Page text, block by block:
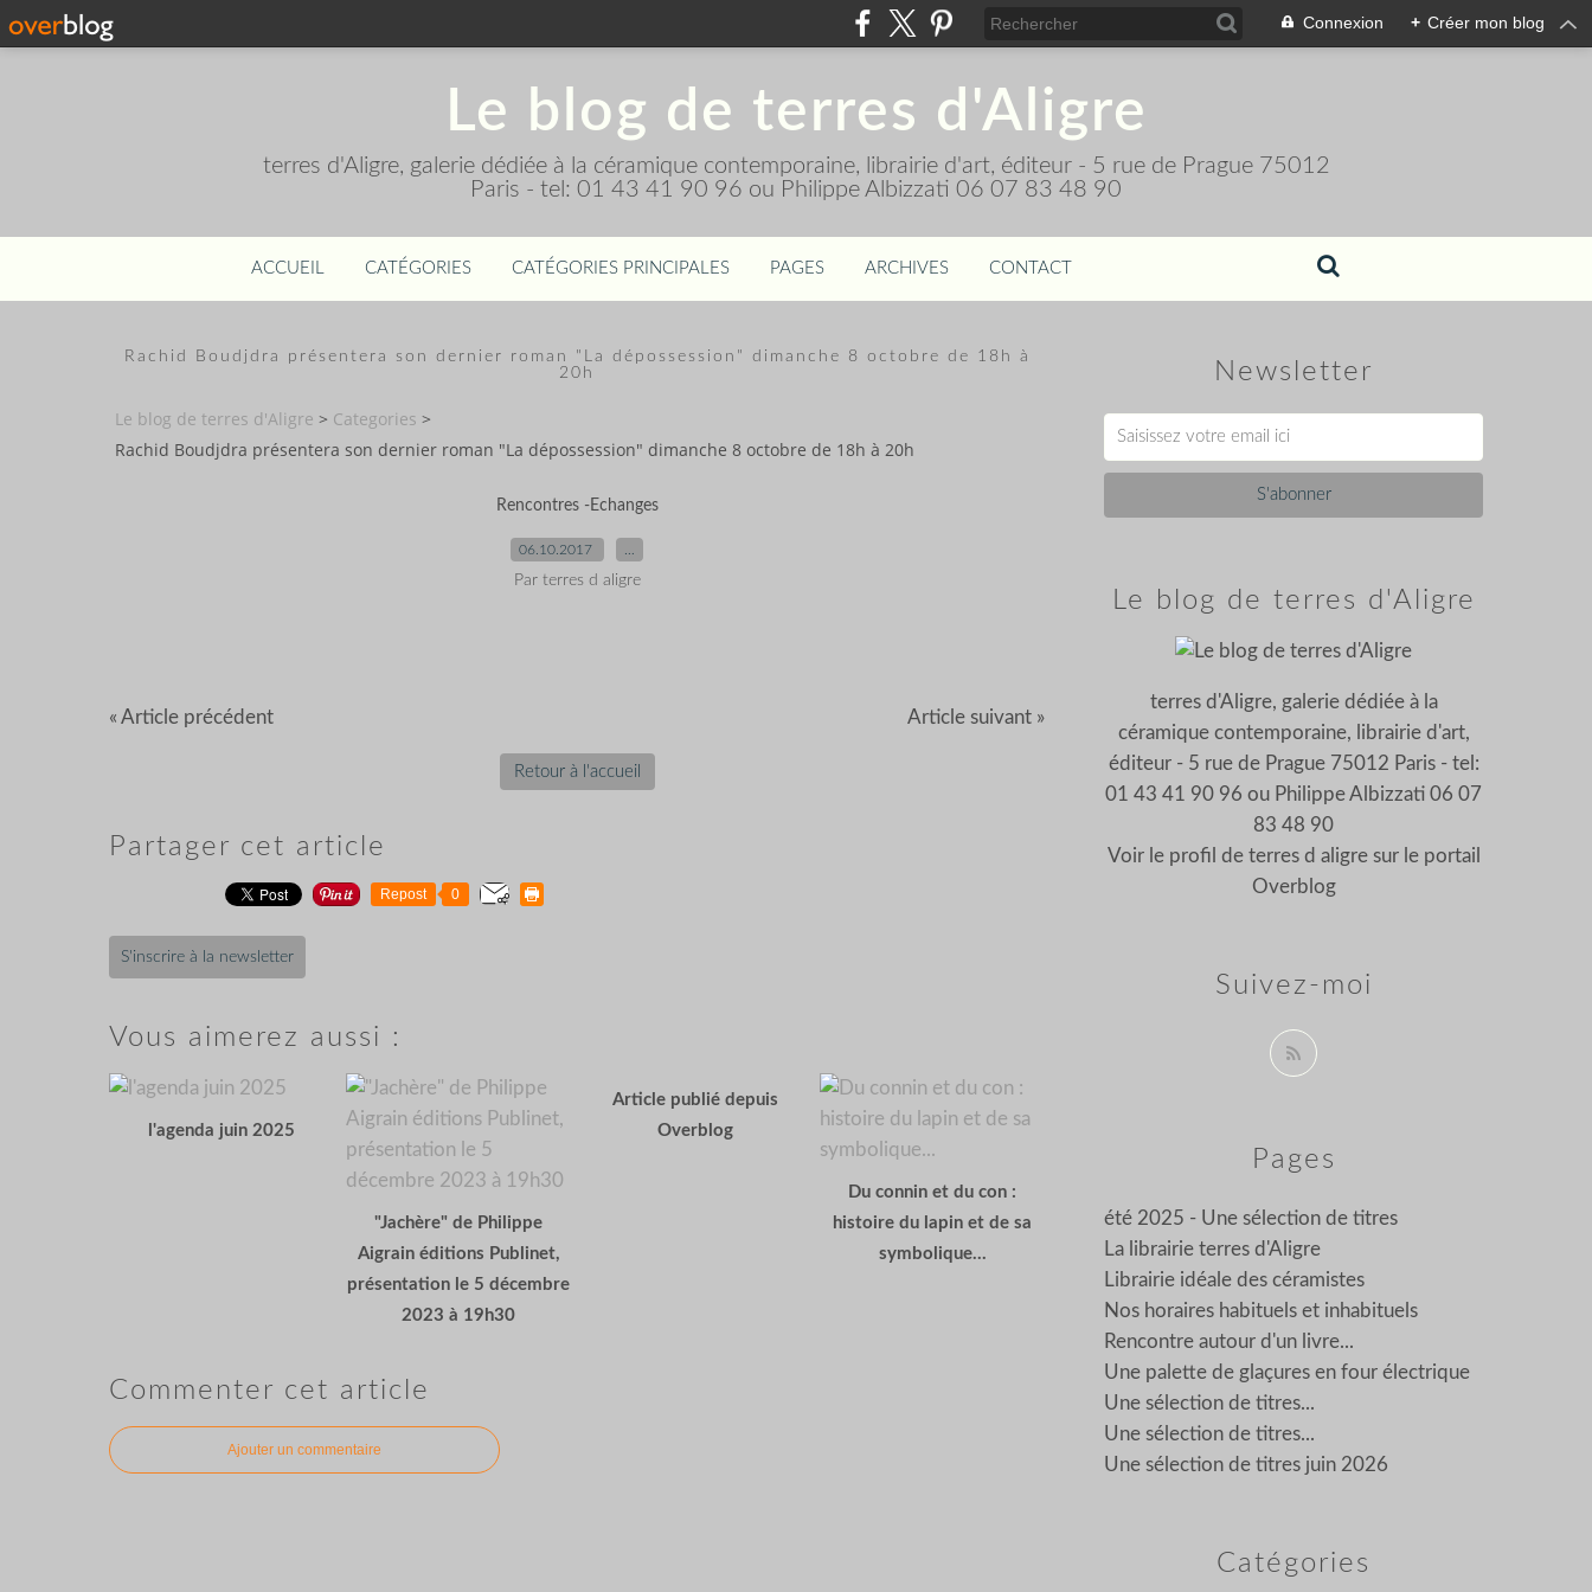
Connexion + Créer mon blog
Le blog de terres d'Aligre
terres d'Aligre, galerie dédiée à la céramique contemporaine, librairie d'art, éditeur - 5 rue de Prague 75012
Paris - tel: 01 43 41 90 96 ou Philippe Albizzati 06 07 83 48 90
ACCUEIL CATÉGORIES CATÉGORIES PRINCIPALES PAGES ARCHIVES CONTACT
Rachid Boudjdra présentera son dernier roman "La dépossession" dimanche 8 octobre de 18h à
20h
Le blog de terres d'Aligre > Categories >
Rachid Boudjdra présentera son dernier roman "La dépossession" dimanche 8 octobre de 18h à 20h
Rencontres -Echanges
06.10.2017
Par terres d aligre
« Article précédent Article suivant »
Retour à l'accueil
Partager cet article
Repost 0
S'inscrire à la newsletter
Vous aimerez aussi :
l'agenda juin 2025
"Jachère" de Philippe
Aigrain éditions Publinet,
présentation le 5 décembre
2023 à 19h30
Article publié depuis
Overblog
Du connin et du con :
histoire du lapin et de sa
symbolique...
Commenter cet article
Ajouter un commentaire
Newsletter
Catégories
Pages
été 2025 - Une sélection de titres
La librairie terres d'Aligre
Librairie idéale des céramistes
Nos horaires habituels et inhabituels
Rencontre autour d'un livre...
Une palette de glaçures en four électrique
Une sélection de titres...
Une sélection de titres...
Une sélection de titres juin 2026
Le blog de terres d'Aligre
terres d'Aligre, galerie dédiée à la
céramique contemporaine, librairie d'art,
éditeur - 5 rue de Prague 75012 Paris - tel:
01 43 41 90 96 ou Philippe Albizzati 06 07
83 48 90
Voir le profil de terres d aligresur le portail
Overblog
Suivez-moi